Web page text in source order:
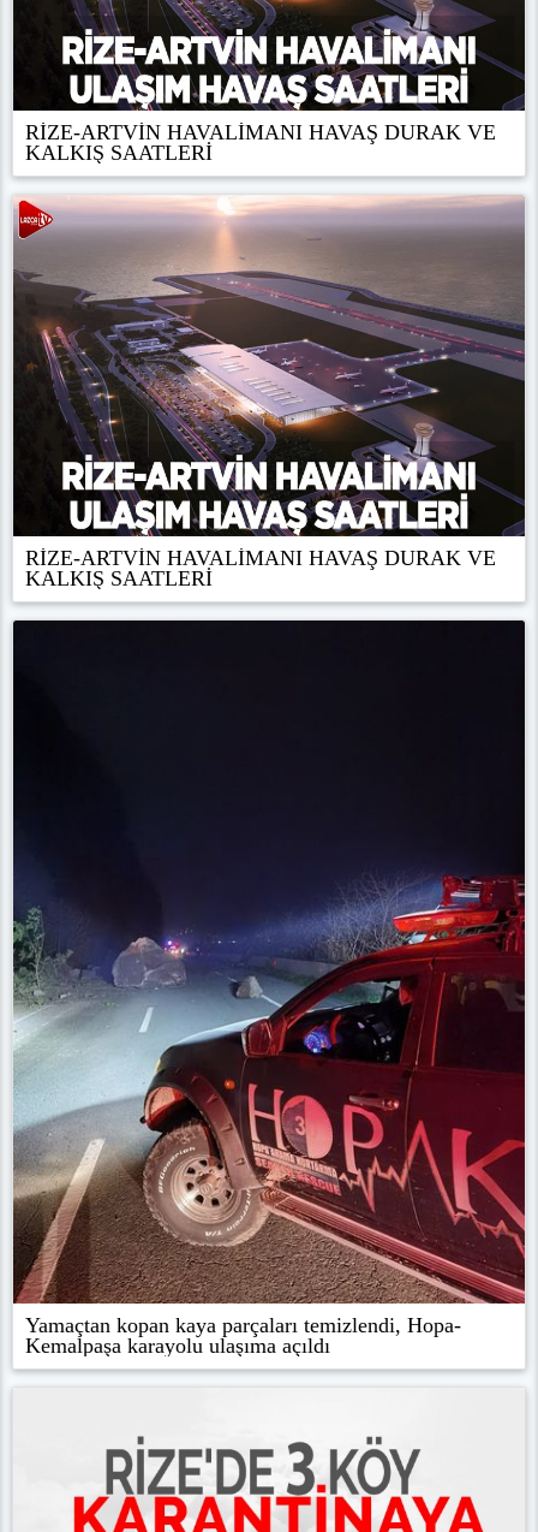
RİZE-ARTVİN HAVALİMANI HAVAŞ DURAK VE
KALKIŞ SAATLERİ
RİZE-ARTVİN HAVALİMANI HAVAŞ DURAK VE
KALKIŞ SAATLERİ
Yamaçtan kopan kaya parçaları temizlendi, Hopa-
Kemalpaşa karayolu ulaşıma açıldı